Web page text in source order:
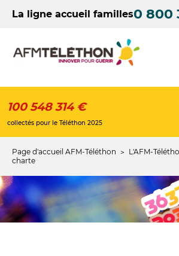
contenuLa ligne accueil familles0 800
100 548 314 €
collectés pour le Téléthon 2025
Fil
Page d'accueil AFM-Téléthon
L'AFM-
charte